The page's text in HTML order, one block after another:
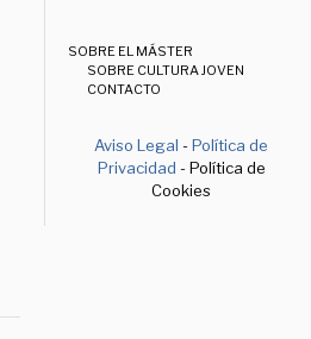
SOBRE EL MÁSTER
SOBRE CULTURA JOVEN
CONTACTO
Aviso Legal -Política de
Privacidad - Política de
Cookies